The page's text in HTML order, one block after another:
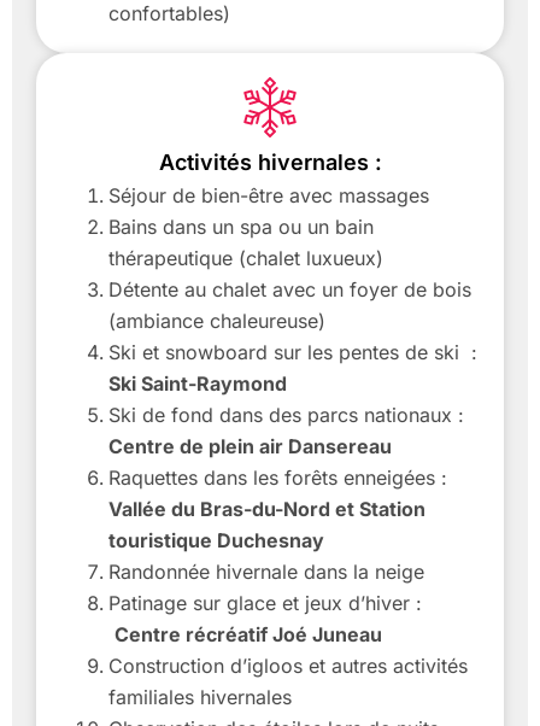
confortables)
Activités hivernales :
Séjour de bien-être avec massages
Bains dans un spa ou un bain
thérapeutique (chalet luxueux)
Détente au chalet avec un foyer de bois
(ambiance chaleureuse)
Ski et snowboard sur les pentes de ski :
Ski Saint-Raymond
Ski de fond dans des parcs nationaux :
Centre de plein air Dansereau
Raquettes dans les forêts enneigées :
Vallée du Bras-du-Nord et Station
touristique Duchesnay
Randonnée hivernale dans la neige
Patinage sur glace et jeux d’hiver :
Centre récréatif Joé Juneau
Construction d’igloos et autres activités
familiales hivernales